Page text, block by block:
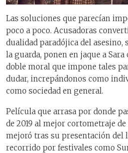
Las soluciones que parecían
poco a poco. Acusadoras
dualidad paradójica del asesino,
la guarda, ponen en jaque a
doble moral que impone tales
dudar, increpándonos como
como sociedad en general.
Película que arrasa por donde
de 2019 al mejor cortometraje
mejoró tras su presentación del
recorrido por festivales como